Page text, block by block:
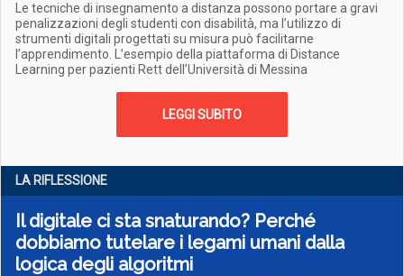
Le tecniche di insegnamento a distanza possono portare a gravi
penalizzazioni degli studenti con disabilità, ma l’utilizzo di
strumenti digitali progettati su misura può facilitarne
l’apprendimento. L’esempio della piattaforma di Distance
Learning per pazienti Rett dell’Università di Messina
LEGGI SUBITO
LA RIFLESSIONE
Il digitale ci sta snaturando? Perché
dobbiamo tutelare i legami umani dalla
logica degli algoritmi